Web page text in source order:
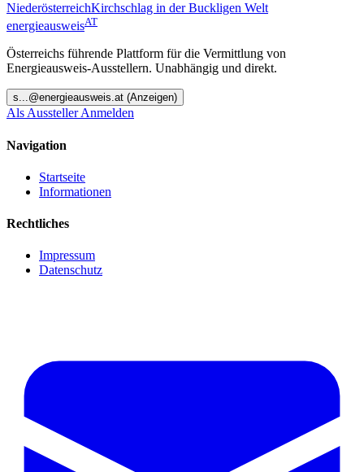
NiederösterreichKirchschlag in der Buckligen Welt
energieausweisAT
Österreichs führende Plattform für die Vermittlung von
Energieausweis-Ausstellern. Unabhängig und direkt.
s...@energieausweis.at (Anzeigen)
Als Aussteller Anmelden
Navigation
Startseite
Informationen
Rechtliches
Impressum
Datenschutz